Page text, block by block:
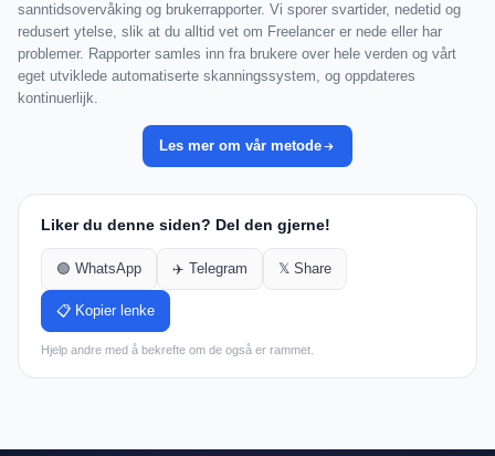
sanntidsovervåking og brukerrapporter. Vi sporer svartider, nedetid og
redusert ytelse, slik at du alltid vet om Freelancer er nede eller har
problemer. Rapporter samles inn fra brukere over hele verden og vårt
eget utviklede automatiserte skanningssystem, og oppdateres
kontinuerlijk.
Les mer om vår metode
Liker du denne siden? Del den gjerne!
🟢 WhatsApp ✈️ Telegram 𝕏 Share
📋 Kopier lenke
Hjelp andre med å bekrefte om de også er rammet.